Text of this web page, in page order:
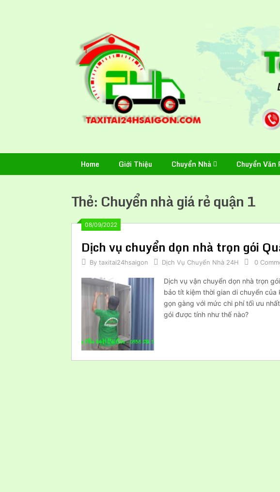
Home Giới Thiệu Chuyển Nhà Chuyển Văn
Thẻ: Chuyển nhà giá rẻ quận 1
08/09/2022
Dịch vụ chuyển dọn nhà trọn gói
By taxitai24hsaigon Dịch Vụ Chuyển Nhà 24H 0
Dịch vụ vận chuyển dọn nhà trọn
bảo tít kiệm thời gian di chuyển của
gọn gàng với mức chi phí tối ưu
gói được tính như thế nào?